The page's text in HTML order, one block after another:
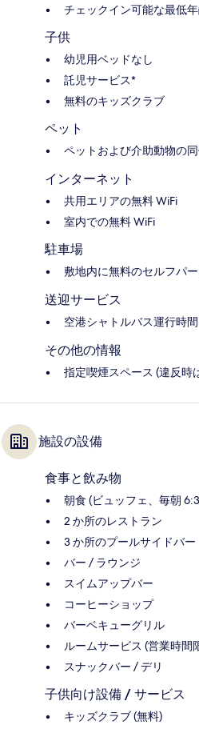
チェックイン可能な最低年
子供
幼児用ベッドなし
託児サービス*
無料のキッズクラブ
ペット
ペットおよび介助動物の
インターネット
共用エリアの無料 WiFi
室内での無料 WiFi
駐車場
敷地内に無料のセルフパ
送迎サービス
空港シャトルバス運行時
その他の情報
指定喫煙スペース (違反時
施設の設備
食事と飲み物
朝食 (ビュッフェ、毎朝
2 か所のレストラン
3 か所のプールサイドバー
バー / ラウンジ
スイムアップバー
コーヒーショップ
バーベキューグリル
ルームサービス (営業時間
スナックバー / デリ
子供向け設備 / サービス
キッズクラブ (無料)